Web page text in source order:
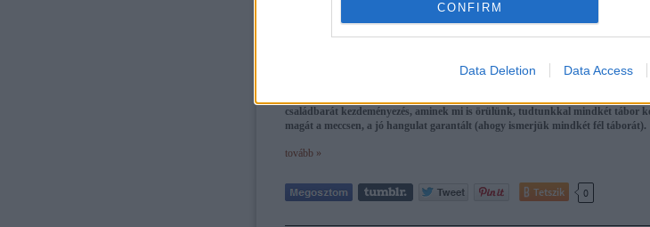
CONFIRM
Data Deletion Data Access
családbarát kezdeményezés, aminek mi is örülünk, tudtunkkal mindkét tábor
magát a meccsen, a jó hangulat garantált (ahogy ismerjük mindkét fél táborát).
tovább »
Tetszik 0